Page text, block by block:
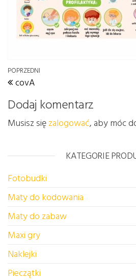
Nawigacja wpisu
Poprzedni wpis
POPRZEDNI
covA
Dodaj komentarz
Musisz sięzalogować, aby móc
KATEGORIE
Fotobudki
Maty do kodowania
Maty do zabaw
Maxi gry
Naklejki
Pieczątki